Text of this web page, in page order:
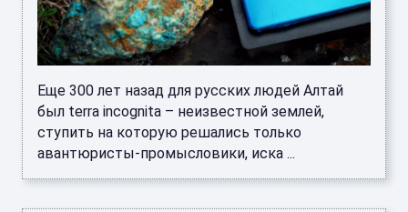
Еще 300 лет назад для русских людей Алтай
был terra incognita – неизвестной землей,
ступить на которую решались только
авантюристы-промысловики, иска ...